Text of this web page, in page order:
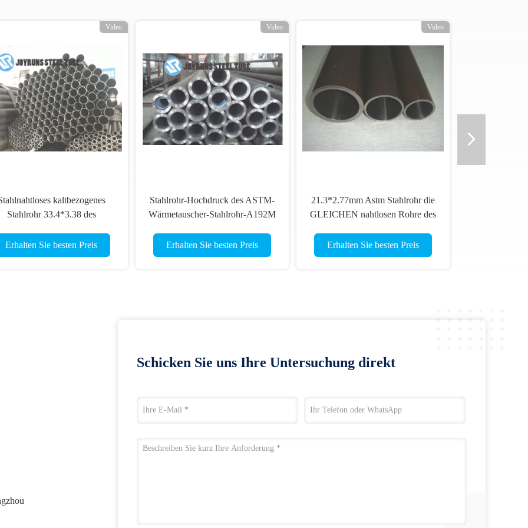
Video
kaltbezogenes
Stahlrohr 33.4*3.38 des
rohr-ST45.8
Erhalten Sie besten Preis
Video
Stahlrohr-Hochdruck des ASTM-
Wärmetauscher-Stahlrohr-A192M
Erhalten Sie besten Preis
Video
21.3*2.77mm Astm Stahlrohr die
GLEICHEN nahtlosen Rohre des
Erhalten Sie besten Preis
Schicken Sie uns Ihre Untersuchung direkt